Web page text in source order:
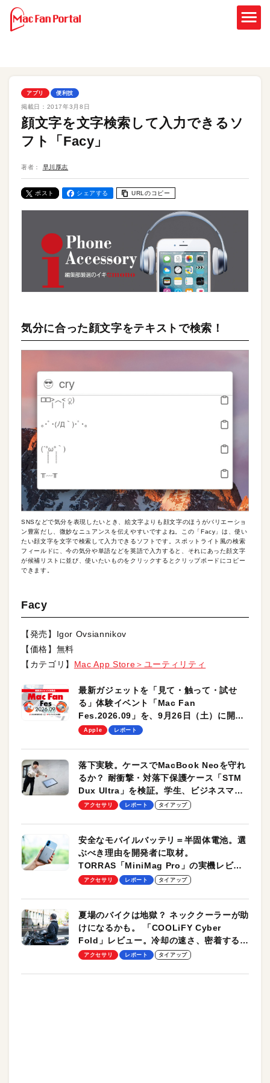
アプリ 便利技
掲載日： 2017年3月8日
顔文字を文字検索して入力できるソ
フト「Facy」
著者： 早川厚志
ポスト シェアする URLのコピー
気分に合った顔文字をテキストで検索！
SNSなどで気分を表現したいとき、絵文字よりも顔文字のほうがバリエーショ
ン豊富だし、微妙なニュアンスを伝えやすいですよね。この「Facy」は、使い
たい顔文字を文字で検索して入力できるソフトです。スポットライト風の検索
フィールドに、今の気分や単語などを英語で入力すると、それにあった顔文字
が候補リストに並び、使いたいものをクリックするとクリップボードにコピー
できます。
Facy
【発売】Igor Ovsiannikov
【価格】無料
【カテゴリ】 Mac App Store＞ユーティリティ
最新ガジェットを「見て・触って・試せ
る」体験イベント「Mac Fan
Fes.2026.09」を、9月26日（土）に開催
します！
Apple レポート
落下実験。ケースでMacBook Neoを守れ
るか？ 耐衝撃・対落下保護ケース「STM
Dux Ultra」を検証。学生、ビジネスマン
のモバイルユースに最適！
アクセサリ レポート タイアップ
安全なモバイルバッテリ＝半固体電池。選
ぶべき理由を開発者に取材。
TORRAS「MiniMag Pro」の実機レビュ
ーも
アクセサリ レポート タイアップ
夏場のバイクは地獄？ ネッククーラーが助
けになるかも。 「COOLiFY Cyber
Fold」レビュー。冷却の速さ、密着する冷
却プレート、シンプルな操作性がグッド！
アクセサリ レポート タイアップ